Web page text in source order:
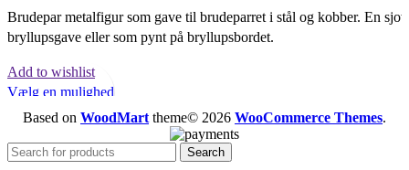
Brudepar metalfigur som gave til brudeparret i stål og kobber. En
bryllupsgave eller som pynt på bryllupsbordet.
Add to wishlist
Vælg en mulighed
Quick view
Based on WoodMart theme© 2026 WooCommerce Themes.
Search